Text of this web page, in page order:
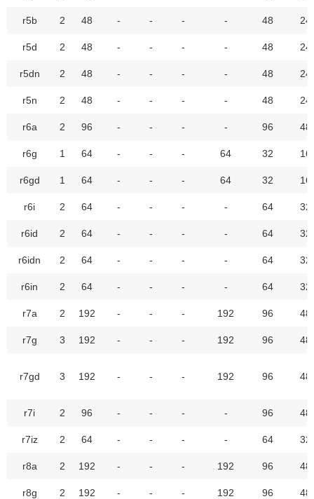
r5b 2 48 - - - - 48 24
r5d 2 48 - - - - 48 24
r5dn 2 48 - - - - 48 24
r5n 2 48 - - - - 48 24
r6a 2 96 - - - - 96 48
r6g 1 64 - - - 64 32 16
r6gd 1 64 - - - 64 32 16
r6i 2 64 - - - - 64 32
r6id 2 64 - - - - 64 32
r6idn 2 64 - - - - 64 32
r6in 2 64 - - - - 64 32
r7a 2 192 - - - 192 96 48
r7g 3 192 - - - 192 96 48
r7gd 3 192 - - - 192 96 48
r7i 2 96 - - - - 96 48
r7iz 2 64 - - - - 64 32
r8a 2 192 - - - 192 96 48
r8g 2 192 - - - 192 96 48